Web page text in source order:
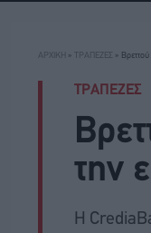
ΑΡΧΙΚΗ » ΤΡΑΠΕΖΕΣ »
ΤΡΑΠΕΖΕΣ
την
Η